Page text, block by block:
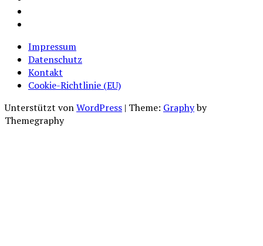
(EU)
Impressum
Datenschutz
Kontakt
Cookie-Richtlinie (EU)
Unterstützt vonWordPress | Theme: Graphyby
Themegraphy